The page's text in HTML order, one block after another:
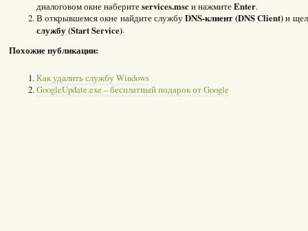
диалоговом окне наберитеservices.mscи нажмитеEnter.
В открывшемся окне найдите службуDNS-клиент (DNS Client)и
службу (Start Service).
Похожие публикации:
Как удалить службу Windows
GoogleUpdate.exe – бесплатный подарок от Google